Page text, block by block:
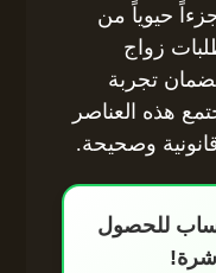
حيوياً من
زواج
تجربة
هذه العناصر
وصحيحة.
للحصول